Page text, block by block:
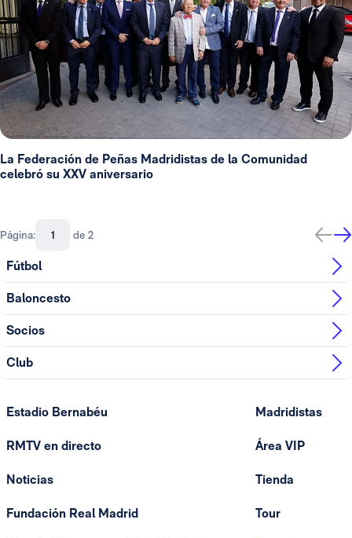
La Federación de Peñas Madridistas de la Comunidad
celebró su XXV aniversario
Página: de 2
Fútbol
Baloncesto
Socios
Club
Estadio Bernabéu
RMTV en directo
Noticias
Fundación Real Madrid
Madridistas
Área VIP
Tienda
Tour